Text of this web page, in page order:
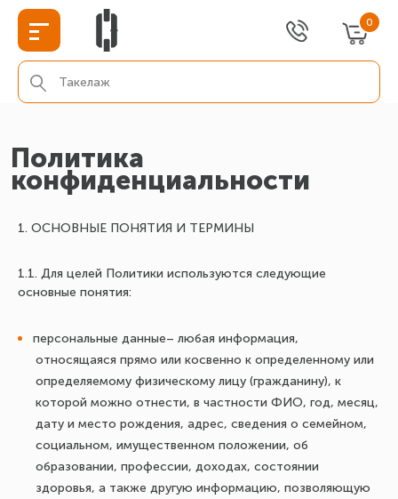
0
Политика
конфиденциальности
1. ОСНОВНЫЕ ПОНЯТИЯ И ТЕРМИНЫ
1.1. Для целей Политики используются следующие
основные понятия:
персональные данные– любая информация,
относящаяся прямо или косвенно к определенному или
определяемому физическому лицу (гражданину), к
которой можно отнести, в частности ФИО, год, месяц,
дату и место рождения, адрес, сведения о семейном,
социальном, имущественном положении, об
образовании, профессии, доходах, состоянии
здоровья, а также другую информацию, позволяющую